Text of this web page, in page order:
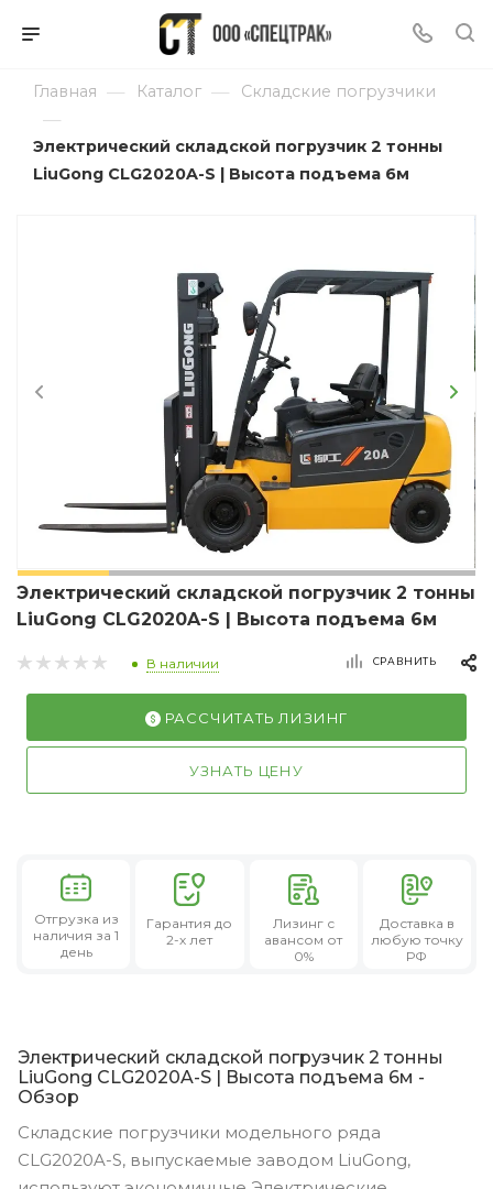
Главная — Каталог — Складские погрузчики
—
Электрический складской погрузчик 2 тонны
LiuGong CLG2020A-S | Высота подъема 6м
Электрический складской погрузчик 2 тонны
LiuGong CLG2020A-S | Высота подъема 6м
В наличии СРАВНИТЬ
РАССЧИТАТЬ ЛИЗИНГ
УЗНАТЬ ЦЕНУ
Отгрузка из
наличия за 1
день
Гарантия до
2-х лет
Лизингс
авансом от
0%
Доставка в
любую точку
РФ
Электрический складской погрузчик 2 тонны
LiuGong CLG2020A-S | Высота подъема 6м -
Обзор
Складские погрузчики модельного ряда
CLG2020A-S, выпускаемые заводом LiuGong,